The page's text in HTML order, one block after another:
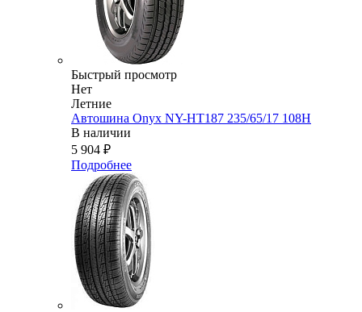
Быстрый просмотр
Нет
Летние
Автошина Onyx NY-HT187 235/65/17 108H
В наличии
5 904 ₽
Подробнее